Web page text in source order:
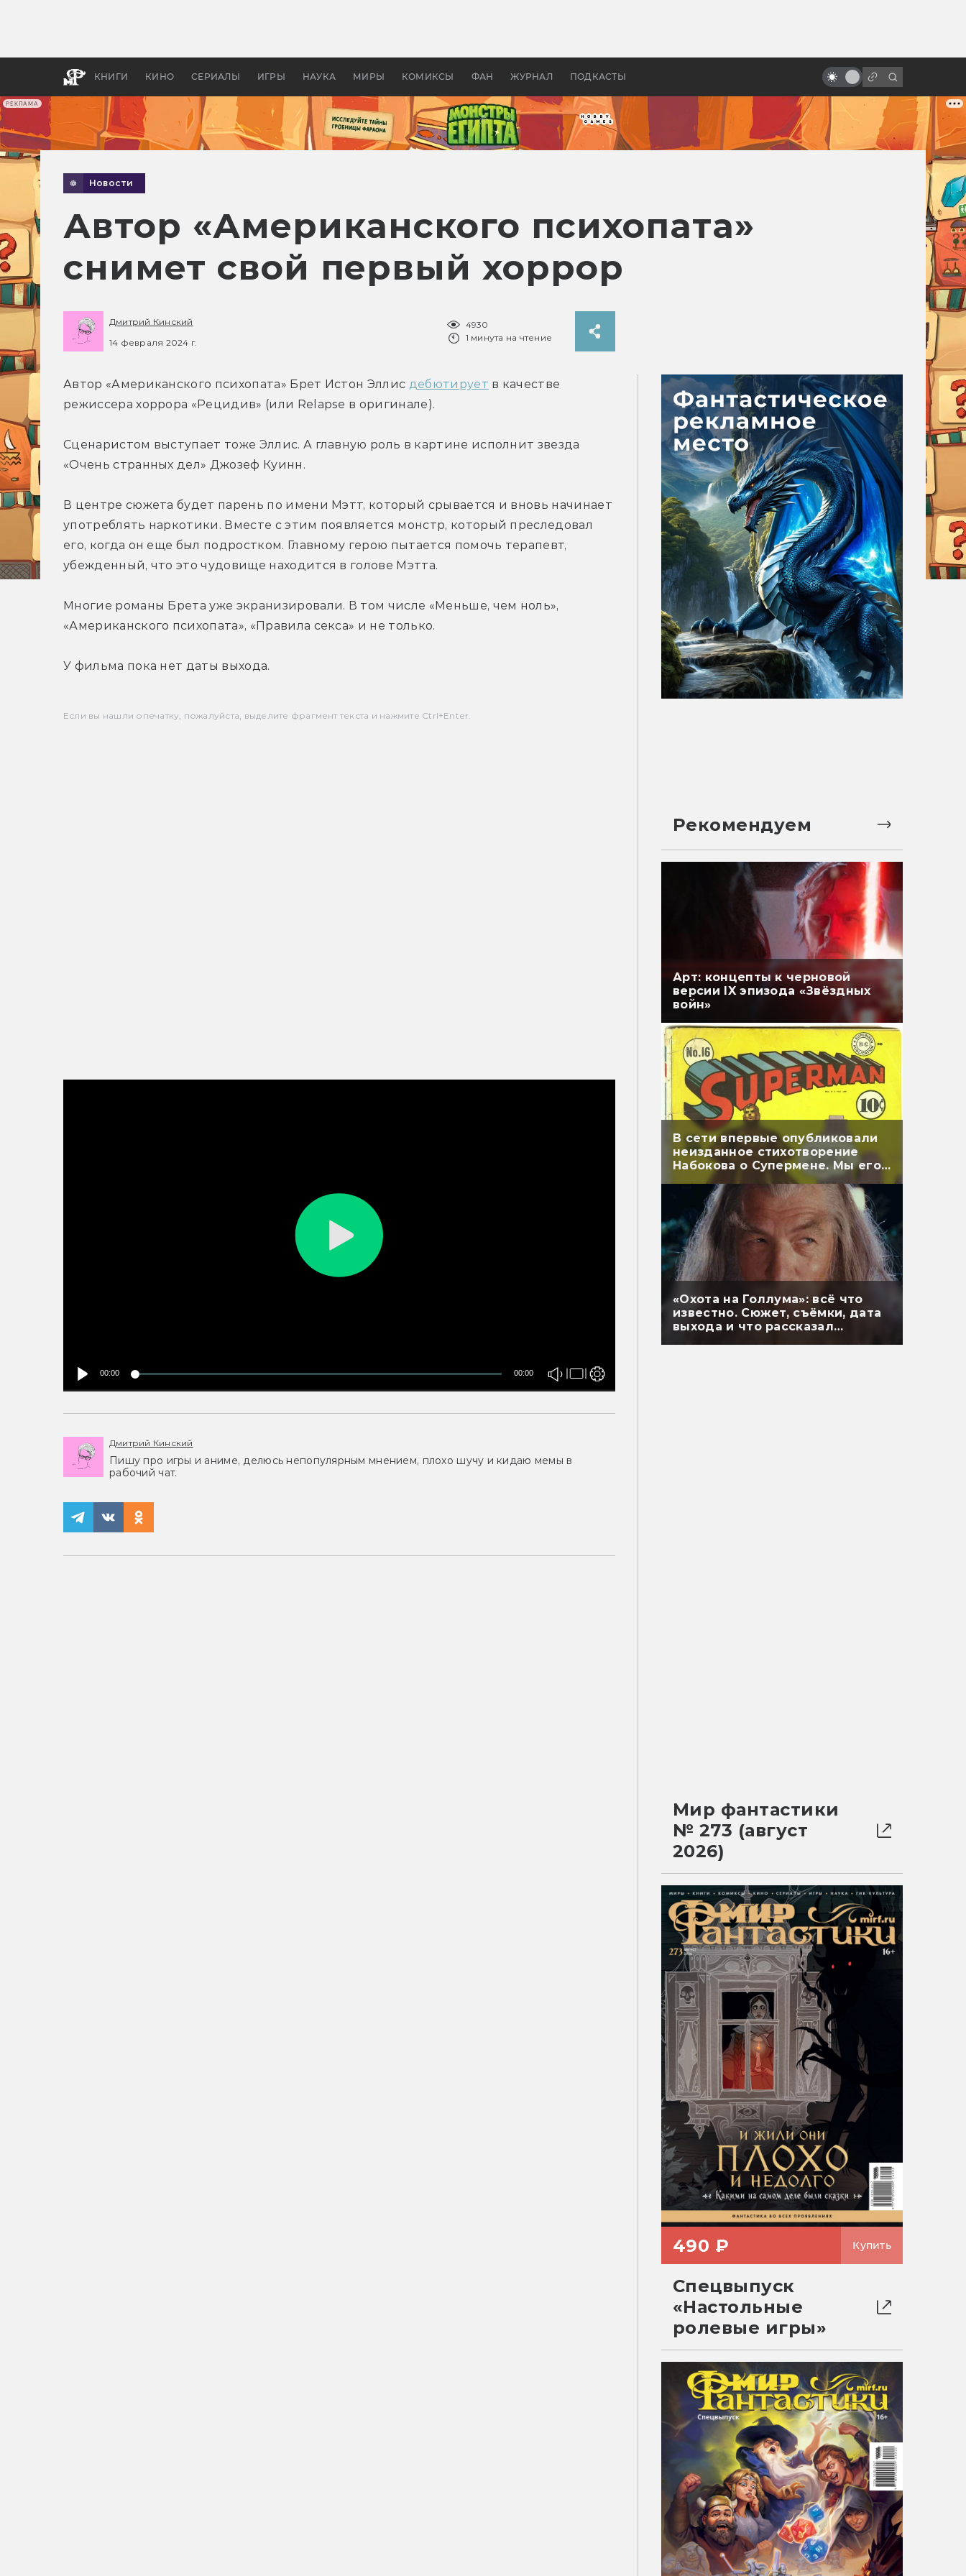
РЕКЛАМА
КНИГИ КИНО СЕРИАЛЫ ИГРЫ НАУКА МИРЫ КОМИКСЫ ФАН ЖУРНАЛ ПОДКАСТЫ
бы «Властелина колец»
Древней Грецией
Кинга
Новости
Автор «Американского психопата»
снимет свой первый хоррор
Дмитрий Кинский
14 февраля 2024 г.
4930
1 минута на чтение
Автор «Американского психопата» Брет Истон Эллис дебютирует в качестве
режиссера хоррора «Рецидив» (или Relapse в оригинале).
Сценаристом выступает тоже Эллис. А главную роль в картине исполнит звезда
«Очень странных дел» Джозеф Куинн.
В центре сюжета будет парень по имени Мэтт, который срывается и вновь начинает
употреблять наркотики. Вместе с этим появляется монстр, который преследовал
его, когда он еще был подростком. Главному герою пытается помочь терапевт,
убежденный, что это чудовище находится в голове Мэтта.
Многие романы Брета уже экранизировали. В том числе «Меньше, чем ноль»,
«Американского психопата», «Правила секса» и не только.
У фильма пока нет даты выхода.
Если вы нашли опечатку, пожалуйста, выделите фрагмент текста и нажмите Ctrl+Enter.
00:00 00:00
Дмитрий Кинский
Пишу про игры и аниме, делюсь непопулярным мнением, плохо шучу и кидаю мемы в
рабочий чат.
Рекомендуем
Арт: концепты к черновой
версии IX эпизода «Звёздных
войн»
В сети впервые опубликовали
неизданное стихотворение
Набокова о Супермене. Мы его
перевели
«Охота на Голлума»: всё что
известно. Сюжет, съёмки, дата
выхода и что рассказал
Мир фантастики
№ 273 (август
2026)
490 ₽ Купить
Спецвыпуск
«Настольные
ролевые игры»